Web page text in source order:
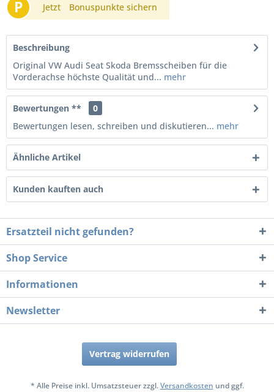
P Jetzt Bonuspunkte sichern
Beschreibung
Original VW Audi Seat Skoda Bremsscheiben für die
Vorderachse höchste Qualität und... mehr
Bewertungen **
0
Bewertungen lesen, schreiben und diskutieren... mehr
Ähnliche Artikel
Kunden kauften auch
Ersatzteil nicht gefunden?
Shop Service
Informationen
Newsletter
Vertrag widerrufen
* Alle Preise inkl. Umsatzsteuer zzgl.Versandkosten und ggf.